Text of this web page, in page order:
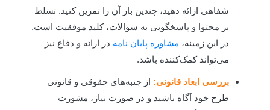
شفاهی ارائه دهید، چندین بار آن را تمرین کنید. تسلط
بر محتوا و پاسخگویی به سوالات، کلید موفقیت است.
در این زمینه،مشاوره پایان نامهدر ارائه و دفاع نیز
می‌تواند کمک‌کننده باشد.
بررسی ابعاد قانونی:از جنبه‌های حقوقی و قانونی
طرح خود آگاه باشید و در صورت نیاز، مشورت